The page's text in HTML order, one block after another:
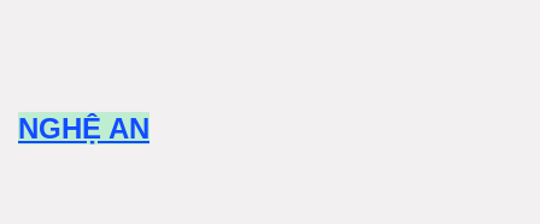
NGHỆ AN